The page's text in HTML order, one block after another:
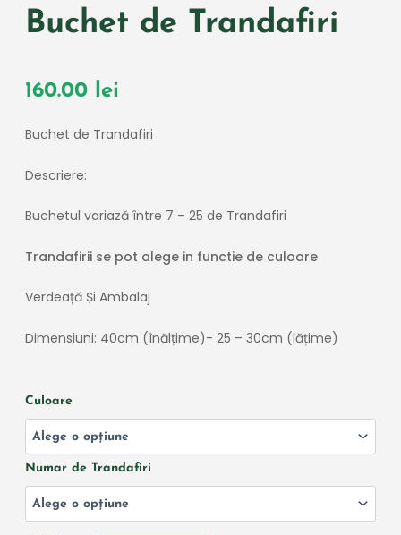
Buchet de Trandafiri
160.00 lei
Buchet de Trandafiri
Descriere:
Buchetul variază între 7 – 25 de Trandafiri
Trandafirii se pot alege in functie de culoare
Verdeață Și Ambalaj
Dimensiuni: 40cm (înălțime)- 25 – 30cm (lățime)
Culoare
Numar de Trandafiri
Cantitate
Buchet
de
Trandafiri